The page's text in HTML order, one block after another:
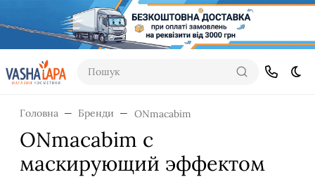
Пошук
Головна Бренди ONmacabim
ONmacabim с
маскирующий эффектом